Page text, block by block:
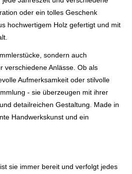
oder ein tolles Geschenk
hochwertigem Holz gefertigt und mit
sondern auch
verschiedene Anlässe. Ob als
Aufmerksamkeit oder stilvolle
- sie überzeugen mit ihrer
detailreichen Gestaltung. Made in
Handwerkskunst und ein
sie immer bereit und verfolgt jedes